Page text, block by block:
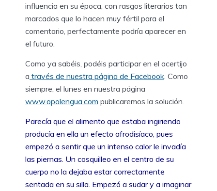
influencia en su época, con rasgos literarios tan
marcados que lo hacen muy fértil para el
comentario, perfectamente podría aparecer en
el futuro.
Como ya sabéis, podéis participar en el acertijo
a través de nuestra página de Facebook . Como
siempre, el lunes en nuestra página
www.opolengua.com publicaremos la solución.
Parecía que el alimento que estaba ingiriendo
producía en ella un efecto afrodisíaco, pues
empezó a sentir que un intenso calor le invadía
las piernas. Un cosquilleo en el centro de su
cuerpo no la dejaba estar correctamente
sentada en su silla. Empezó a sudar y a imaginar